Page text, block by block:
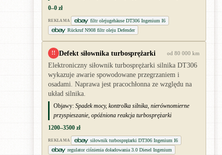
0–0 zł
REKLAMA
filtr olejugehäuse DT306 Ingenium I6
Rückruf N908 filtr oleju Defender
!! Defekt siłownika turbosprężarki od 80 000 km
Elektroniczny siłownik turbosprężarki silnika DT306
wykazuje awarie spowodowane przegrzaniem i
osadami. Naprawa jest pracochłonna ze względu na
układ silnika.
Objawy: Spadek mocy, kontrolka silnika, nierównomierne
przyspieszanie, opóźniona reakcja turbosprężarki
1200–3500 zł
REKLAMA
siłownik turbosprężarki DT306 Ingenium I6
regulator ciśnienia doładowania 3.0 Diesel Ingenium